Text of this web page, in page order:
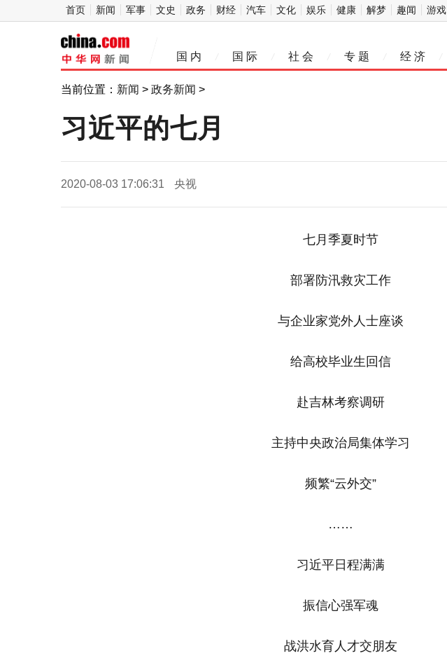
首页 新闻 军事 文史 政务 财经 汽车 文化 娱乐 健康 解梦 趣闻 游戏
中
华网
国 内 国 际 社 会 专 题 经 济
当前位置： 新闻 > 政务新闻 >
习近平的七月
2020-08-03 17:06:31 央视
七月季夏时节
部署防汛救灾工作
与企业家党外人士座谈
给高校毕业生回信
赴吉林考察调研
主持中央政治局集体学习
频繁“云外交”
……
习近平日程满满
振信心强军魂
战洪水育人才交朋友